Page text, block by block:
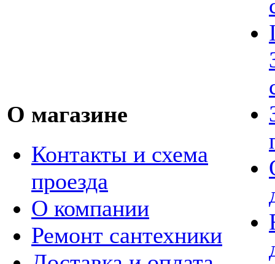
О магазине
Контакты и схема
проезда
О компании
Ремонт сантехники